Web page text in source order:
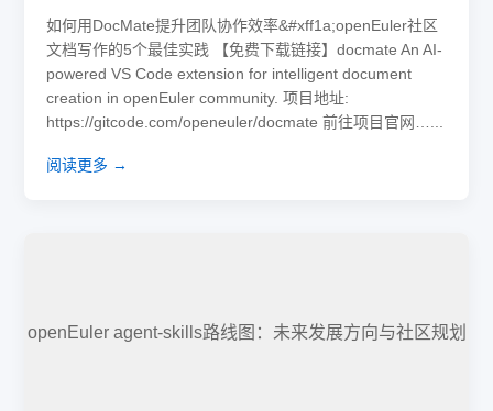
如何用DocMate提升团队协作效率&#xff1a;openEuler社区
文档写作的5个最佳实践 【免费下载链接】docmate An AI-
powered VS Code extension for intelligent document
creation in openEuler community. 项目地址:
https://gitcode.com/openeuler/docmate 前往项目官网…...
阅读更多 →
openEuler agent-skills路线图：未来发展方向与社区规划